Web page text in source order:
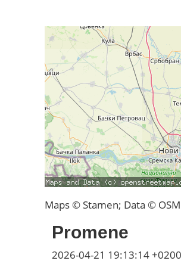
Maps © Stamen; Data ©
Promene
2026-04-21 19:13:14 +0200